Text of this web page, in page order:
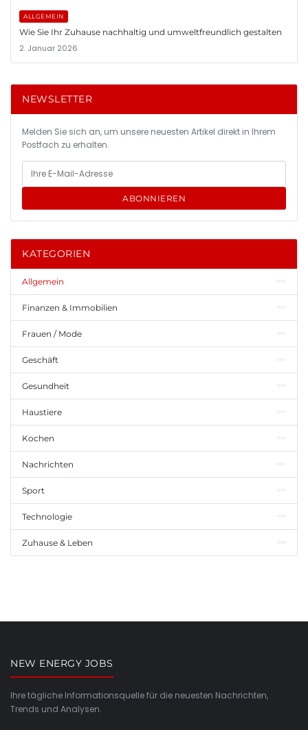
ALLGEMEIN
Wie Sie Ihr Zuhause nachhaltig und umweltfreundlich gestalten
2. Januar 2026
NEWSLETTER
Melden Sie sich an, um unsere neuesten Artikel direkt in Ihrem
Postfach zu erhalten.
ABONNIEREN
KATEGORIEN
Allgemein
Finanzen & Immobilien
Frauen / Mode
Geschäft
Gesundheit
Haustiere
Kochen
Nachrichten
Sport
Technologie
Zuhause & Leben
NEW ENERGY JOBS
Ihre tägliche Informationsquelle für die neuesten Nachrichten,
Trends und Analysen.